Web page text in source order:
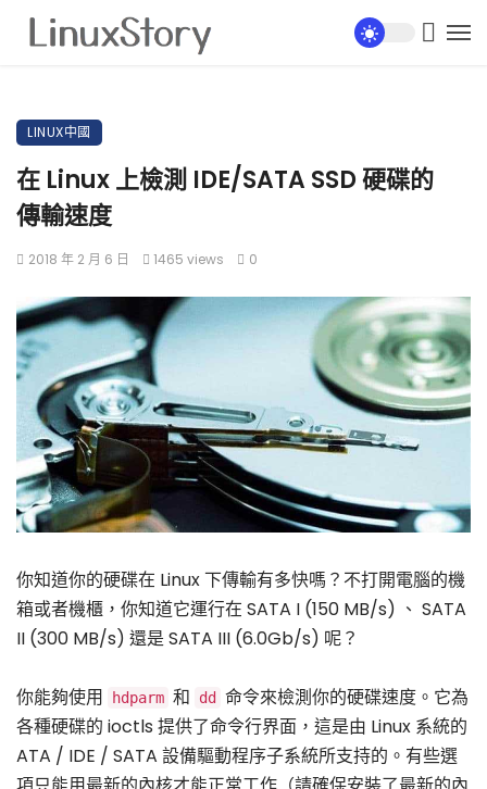
LINUX中國
在 Linux 上檢測 IDE/SATA SSD 硬碟的
傳輸速度
2018 年 2 月 6 日 1465 views 0
你知道你的硬碟在 Linux 下傳輸有多快嗎？不打開電腦的機
箱或者機櫃，你知道它運行在 SATA I (150 MB/s) 、 SATA
II (300 MB/s) 還是 SATA III (6.0Gb/s) 呢？
你能夠使用 hdparm 和 dd
命令來檢測你的硬碟速度。它為
各種硬碟的 ioctls 提供了命令行界面，這是由 Linux 系統的
ATA / IDE / SATA 設備驅動程序子系統所支持的。有些選